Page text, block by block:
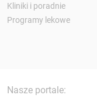
Kliniki i poradnie
Programy lekowe
Nasze portale: